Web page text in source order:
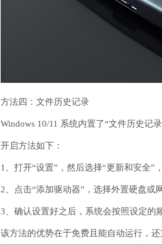
方法四：文件历史记录
Windows 10/11 系统内置了“文件历史记
开启方法如下：
1、打开“设置”，然后选择“更新和安全”
2、点击“添加驱动器”，选择外置硬盘或
3、确认设置好之后，系统会按照设定的
该方法的优势在于免费且能自动运行，